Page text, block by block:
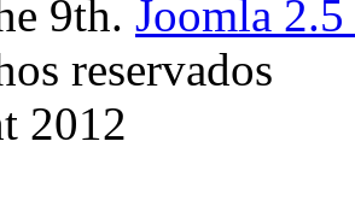
9th. Joomla 2.5
reservados
2012